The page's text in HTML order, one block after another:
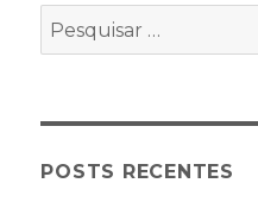
Pesquisar
por:
POSTS RECENTES